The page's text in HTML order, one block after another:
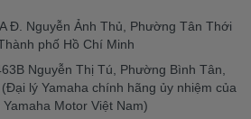
Đ. Nguyễn Ảnh Thủ, Phường Tân Thới
phố Hồ Chí Minh
Nguyễn Thị Tú, Phường Bình Tân,
lý Yamaha chính hãng ủy nhiệm của
Motor Việt Nam)